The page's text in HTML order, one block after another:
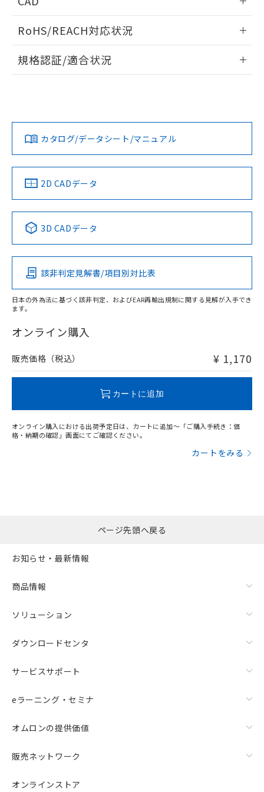
ドすることができます。
ログイン/会員登録
ダウンロードデータをご利用いただく前に、以下を必ずお読
みください。
ソフトウェアの使用条件
RoHS/REACH対応状況
EU RoHS 注意事項・凡例
対応済み
中国 RoHS 注意事項・凡例
Pb Hg Cd Cr(VI)
O
在庫等で未対応品が混在する可能性があります。
問い合わせください。
規格認証/適合状況
LR型式承認
（イギリス
船舶規格）
DNV型式承認
（ノルウェー
BV型式承認
（フランス
KR型式
（韓国
No No No No
この製品の規格認証/適合状況ページへ
その他の認証はこちらのページからご検索ください
カタログ/データシート/マニュアル
2D CADデータ
3D CADデータ
該非判定見解書/項目別対比表
日本の外為法に基づく該非判定、およびEAR再輸出規制に関する見解が入手でき
ます。
オンライン購入
販売価格（税込） ¥ 1,170
カートに追加
オンライン購入における出荷予定日は、カートに追加～「ご購入手続き：価
格・納期の確認」画面にてご確認ください。
カートをみる
お客様が当ウェブサイト上で当社にご
登録された部品リストについて、当社
および当社の共同利用者が、当社の製
引・商談に必要な範囲で利用すること
をご了承ください。
指します。
下記の非含有証明書をダウンロードするこ
とができます。
るもので、過去に遡って非含有を証明する
ものではありません。
また、RoHS指令のフタル酸エステル類４
物質の対応では、対応完了までの期間は出
荷製品に未対応品が混在することから備考
欄に対応日を記載しておりました。
す。
合意する
ページ先頭へ戻る
お知らせ・最新情報
商品情報
ソリューション
ダウンロードセンタ
サービスサポート
eラーニング・セミナ
オムロンの提供価値
販売ネットワーク
オンラインストア